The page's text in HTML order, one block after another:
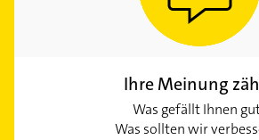
Ihre Meinung
Was gefällt Ihnen
Was sollten wir